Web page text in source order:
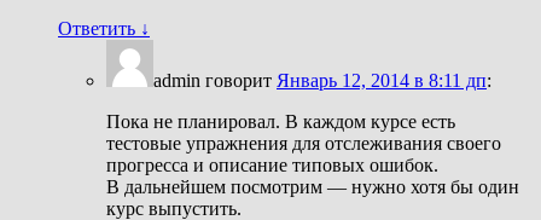
Ответить ↓
admin говорит Январь 12, 2014 в 8:11 дп:
Пока не планировал. В каждом курсе есть
тестовые упражнения для отслеживания своего
прогресса и описание типовых ошибок.
В дальнейшем посмотрим — нужно хотя бы один
курс выпустить.